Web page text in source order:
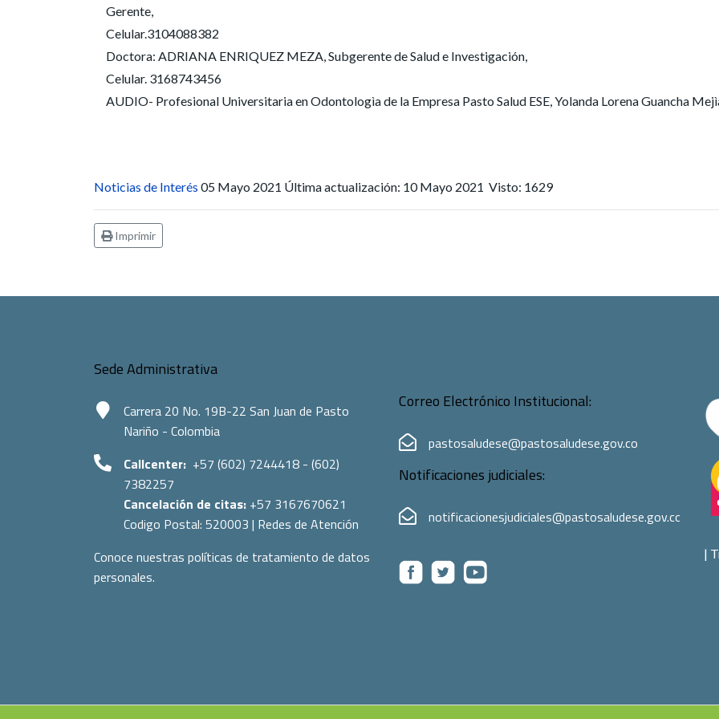
Gerente,
Celular.3104088382
Doctora: ADRIANA ENRIQUEZ MEZA, Subgerente de Salud e Investigación,
Celular. 3168743456
AUDIO- Profesional Universitaria en Odontologìa de la Empresa Pasto Salud ESE, Yolanda Lorena Guancha
Noticias de Interés 05 Mayo 2021 Última actualización: 10 Mayo 2021 Visto: 1629
Imprimir
Sede Administrativa
Carrera 20 No. 19B-22 San Juan de Pasto
Nariño - Colombia
Callcenter: +57 (602) 7244418 - (602)
7382257
Cancelación de citas: +57 3167670621
Codigo Postal: 520003 | Redes de Atención
Conoce nuestras políticas de tratamiento de datos
personales.
Correo Electrónico Institucional:
pastosaludese@pastosaludese.gov.co
Notificaciones judiciales:
notificacionesjudiciales@pastosaludese.gov.co
|